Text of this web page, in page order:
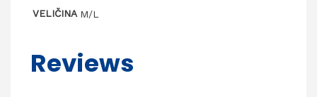
VELIČINA M/L
Reviews